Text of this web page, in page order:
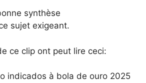
synthèse
sujet exigeant.
ce clip ont peut lire ceci:
indicados à bola de ouro 2025